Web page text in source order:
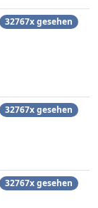
32767x gesehen
32767x gesehen
32767x gesehen